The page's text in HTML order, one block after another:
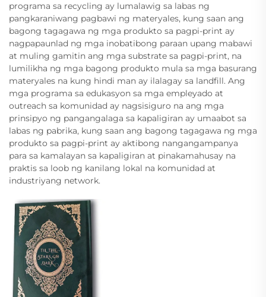
programa sa recycling ay lumalawig sa labas ng
pangkaraniwang pagbawi ng materyales, kung saan ang
bagong tagagawa ng mga produkto sa pagpi-print ay
nagpapaunlad ng mga inobatibong paraan upang mabawi
at muling gamitin ang mga substrate sa pagpi-print, na
lumilikha ng mga bagong produkto mula sa mga basurang
materyales na kung hindi man ay ilalagay sa landfill. Ang
mga programa sa edukasyon sa mga empleyado at
outreach sa komunidad ay nagsisiguro na ang mga
prinsipyo ng pangangalaga sa kapaligiran ay umaabot sa
labas ng pabrika, kung saan ang bagong tagagawa ng mga
produkto sa pagpi-print ay aktibong nangangampanya
para sa kamalayan sa kapaligiran at pinakamahusay na
praktis sa loob ng kanilang lokal na komunidad at
industriyang network.